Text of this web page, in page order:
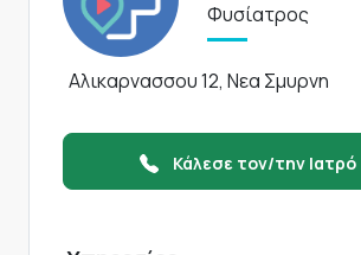
Φυσίατρος
Αλικαρνασσου 12, Νεα Σμυρνη
Κάλεσε τον/την Ιατρό